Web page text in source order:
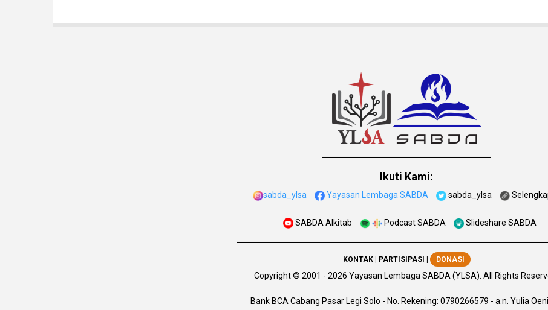
Ikuti Kami:
sabda_ylsa Yayasan Lembaga SABDA sabda_ylsa
SABDA Alkitab Podcast SABDA Slideshare SABDA
KONTAK| PARTISIPASI | DONASI
Copyright© 2001 - 2026 Yayasan Lembaga SABDA (YLSA). All Rights
Bank BCA Cabang Pasar Legi Solo - No. Rekening: 0790266579 - a.n. Yulia